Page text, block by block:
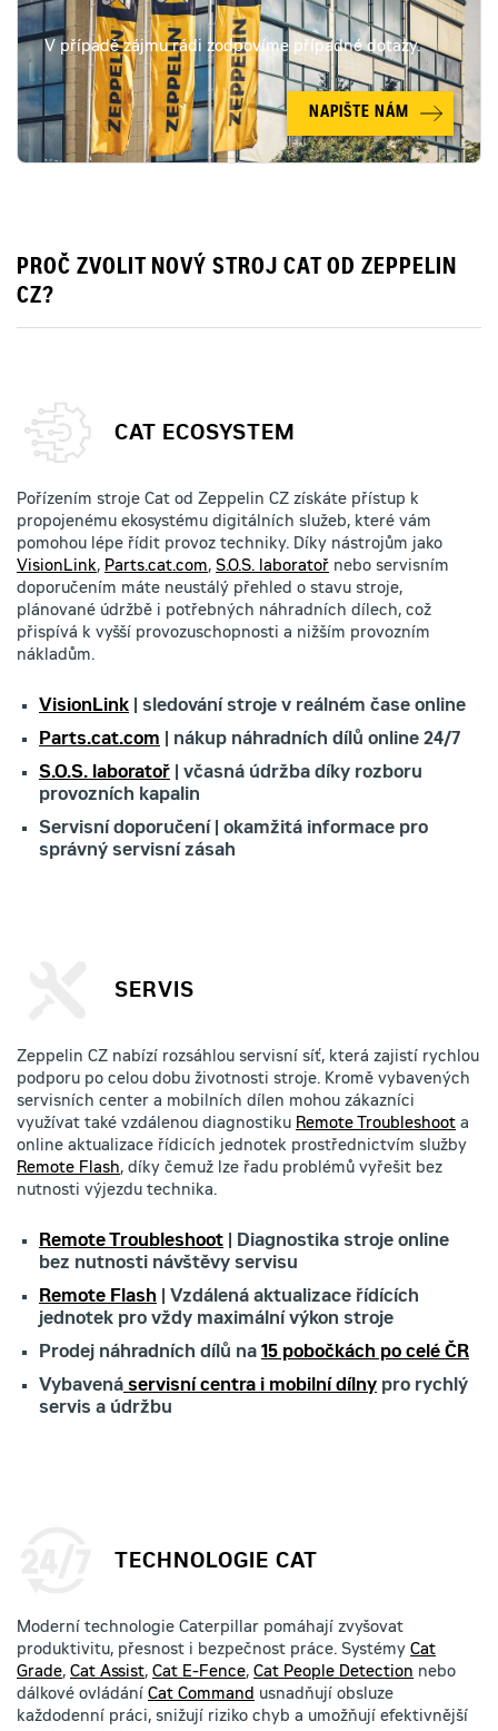
V případě zájmu rádi zodpovíme případné dotazy.
NAPIŠTE NÁM
PROČ ZVOLIT NOVÝ STROJ CAT OD ZEPPELIN
CZ?
CAT ECOSYSTEM
Pořízením stroje Cat od Zeppelin CZ získáte přístup k
propojenému ekosystému digitálních služeb, které vám
pomohou lépe řídit provoz techniky. Díky nástrojům jako
VisionLink, Parts.cat.com, S.O.S. laboratoř nebo servisním
doporučením máte neustálý přehled o stavu stroje,
plánované údržbě i potřebných náhradních dílech, což
přispívá k vyšší provozuschopnosti a nižším provozním
nákladům.
VisionLink | sledování stroje v reálném čase online
Parts.cat.com | nákup náhradních dílů online 24/7
S.O.S. laboratoř | včasná údržba díky rozboru
provozních kapalin
Servisní doporučení | okamžitá informace pro
správný servisní zásah
SERVIS
Zeppelin CZ nabízí rozsáhlou servisní síť, která zajistí rychlou
podporu po celou dobu životnosti stroje. Kromě vybavených
servisních center a mobilních dílen mohou zákazníci
využívat také vzdálenou diagnostiku Remote Troubleshoot a
online aktualizace řídicích jednotek prostřednictvím služby
Remote Flash, díky čemuž lze řadu problémů vyřešit bez
nutnosti výjezdu technika.
Remote Troubleshoot | Diagnostika stroje online
bez nutnosti návštěvy servisu
Remote Flash | Vzdálená aktualizace řídících
jednotek pro vždy maximální výkon stroje
Prodej náhradních dílů na 15 pobočkách po celé ČR
Vybavená servisní centra i mobilní dílny pro rychlý
servis a údržbu
TECHNOLOGIE CAT
Moderní technologie Caterpillar pomáhají zvyšovat
produktivitu, přesnost i bezpečnost práce. Systémy Cat
Grade, Cat Assist, Cat E-Fence, Cat People Detection nebo
dálkové ovládání Cat Command usnadňují obsluze
každodenní práci, snižují riziko chyb a umožňují efektivnější